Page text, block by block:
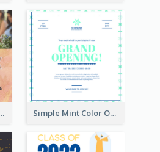
Invitation Simple Mint Color Opening Day Invitation Card Idea